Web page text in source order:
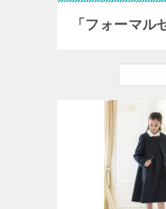
「フォーマル